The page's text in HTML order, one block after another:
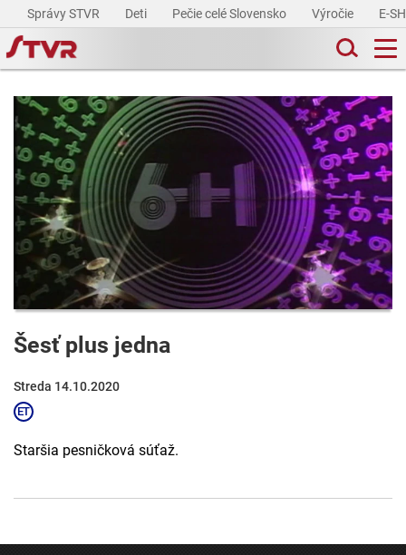
Správy STVR Deti Pečie celé Slovensko Výročie E-
Šesť plus jedna
Streda 14.10.2020
Staršia pesničková súťaž.